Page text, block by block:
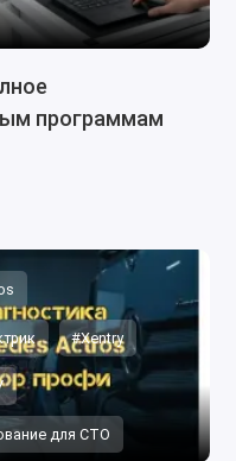
программам
#Xentry
для СТО